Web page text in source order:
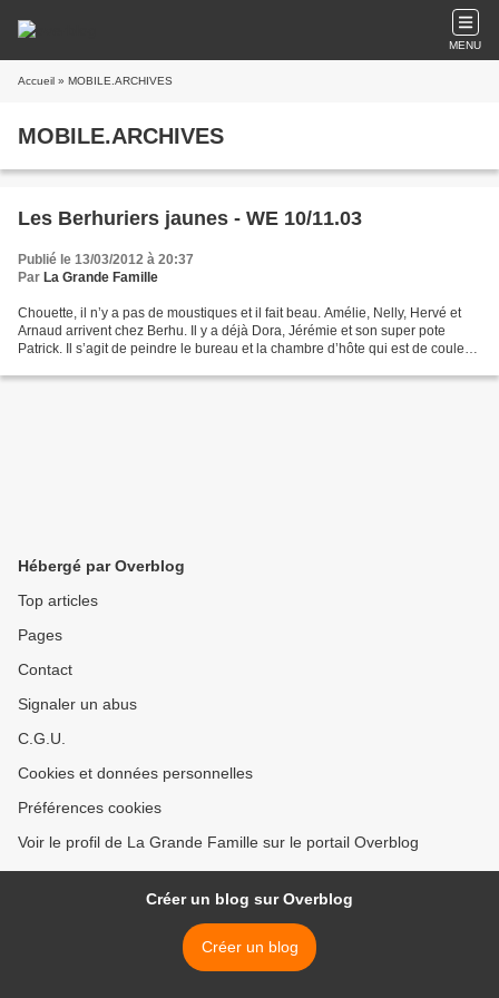
MENU
Accueil » MOBILE.ARCHIVES
MOBILE.ARCHIVES
Les Berhuriers jaunes - WE 10/11.03
Publié le 13/03/2012 à 20:37
Par La Grande Famille
Chouette, il n’y a pas de moustiques et il fait beau. Amélie, Nelly, Hervé et
Arnaud arrivent chez Berhu. Il y a déjà Dora, Jérémie et son super pote
Patrick. Il s’agit de peindre le bureau et la chambre d’hôte qui est de couleur
Hébergé par Overblog
Top articles
Pages
Contact
Signaler un abus
C.G.U.
Cookies et données personnelles
Préférences cookies
Voir le profil de La Grande Famille sur le portail Overblog
Créer un blog sur Overblog
Créer un blog